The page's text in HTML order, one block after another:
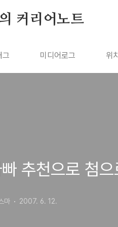
커리어노트
그 미디어로그 위
추천으로 첨
마 2007. 6. 12.